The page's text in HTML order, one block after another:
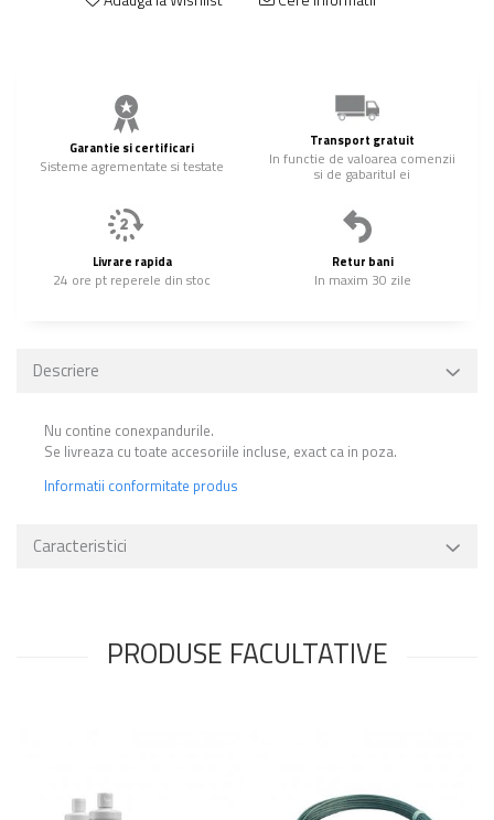
Garantie si certificari
Sisteme agrementate si testate
Transport gratuit
In functie de valoarea comenzii
si de gabaritul ei
Livrare rapida
24 ore pt reperele din stoc
Retur bani
In maxim 30 zile
Descriere
Nu contine conexpandurile.
Se livreaza cu toate accesoriile incluse, exact ca in poza.
Informatii conformitate produs
Caracteristici
PRODUSE FACULTATIVE